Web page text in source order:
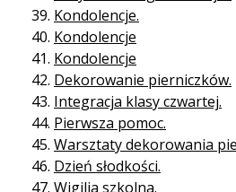
Kondolencje.
Kondolencje
Kondolencje
Dekorowanie pierniczków.
Integracja klasy czwartej.
Pierwsza pomoc.
Warsztaty dekorowania
Dzień słodkości.
Wigilia szkolna.